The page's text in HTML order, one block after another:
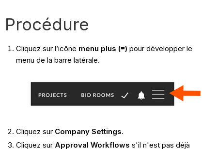
Procédure
Cliquez sur l’icône menu plus (≡) pour développer le
menu de la barre latérale.
Cliquez sur Company Settings.
Cliquez sur Approval Workflows s'il n'est pas déjà